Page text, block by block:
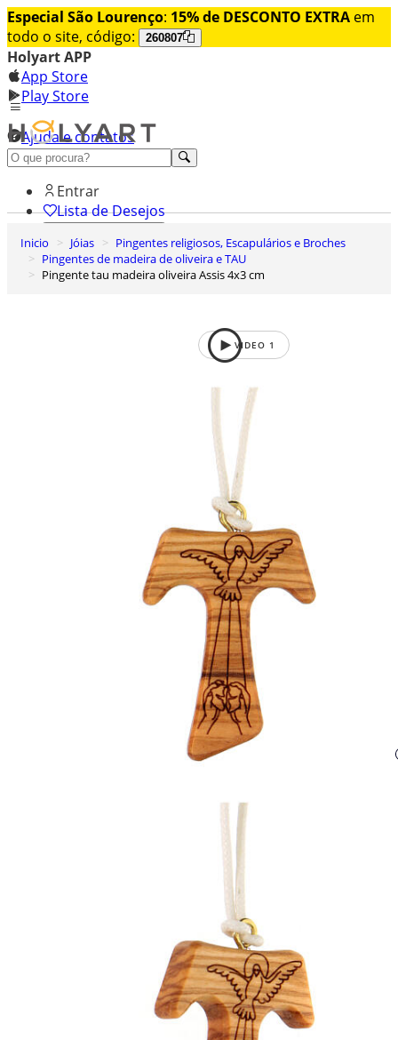
Especial São Lourenço: 15% de DESCONTO EXTRA em
todo o site, código:
260807
Holyart APP
App Store
Play Store
Ajuda e contatos
Conheça premium
Entrar
Lista de Desejos
0
Carrinho de Compras
Inicio Jóias
Pingentes religiosos, Escapulários e Broches
Pingentes de madeira de oliveira e TAU
Pingente tau madeira oliveira Assis 4x3 cm
VIDEO 1